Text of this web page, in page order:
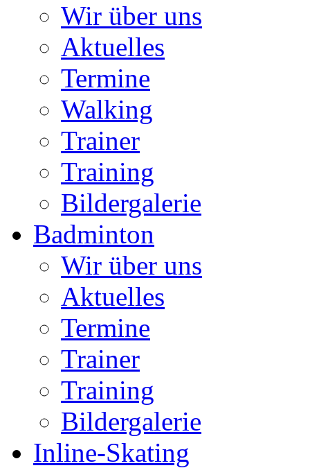
Wir über uns
Aktuelles
Termine
Walking
Trainer
Training
Bildergalerie
Badminton
Wir über uns
Aktuelles
Termine
Trainer
Training
Bildergalerie
Inline-Skating